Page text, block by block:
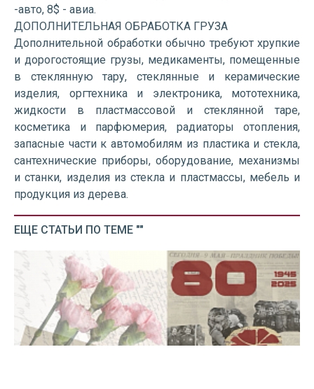
-авто, 8$ - авиа.
ДОПОЛНИТЕЛЬНАЯ ОБРАБОТКА ГРУЗА
Дополнительной обработки обычно требуют хрупкие
и дорогостоящие грузы, медикаменты, помещенные
в стеклянную тару, стеклянные и керамические
изделия, оргтехника и электроника, мототехника,
жидкости в пластмассовой и стеклянной таре,
косметика и парфюмерия, радиаторы отопления,
запасные части к автомобилям из пластика и стекла,
сантехнические приборы, оборудование, механизмы
и станки, изделия из стекла и пластмассы, мебель и
продукция из дерева.
ЕЩЕ СТАТЬИ ПО ТЕМЕ ""